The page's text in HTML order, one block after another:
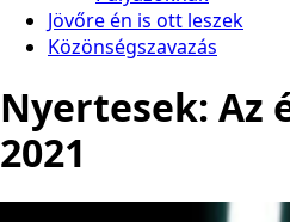
Jövőre én is ott leszek
Közönségszavazás
Nyertesek: Az
2021